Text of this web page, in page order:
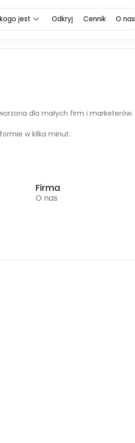
jest Odkryj Cennik O nas
dla małych firm i marketerów.
w kilka minut.
Firma
O nas